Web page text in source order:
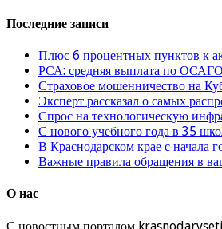
Последние записи
Плюс 6 процентных пунктов к
РСА: средняя выплата по ОСАГО
Страховое мошенничество на
Эксперт рассказал о самых
Спрос на технологическую
С нового учебного года в 35
В Краснодарском крае с начала
Важные правила обращения в
О нас